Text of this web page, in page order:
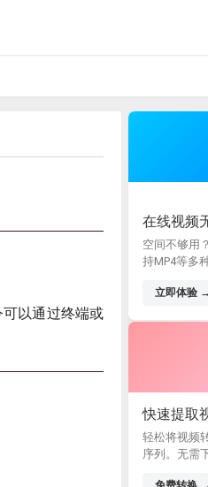
以通过终端或
在线视频
空间不够用
持MP4等多
立即体验 →
快速提取
轻松将视频
序列。无需